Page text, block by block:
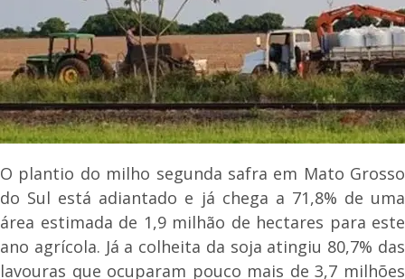
O plantio do milho segunda safra em Mato Grosso
do Sul está adiantado e já chega a 71,8% de uma
área estimada de 1,9 milhão de hectares para este
ano agrícola. Já a colheita da soja atingiu 80,7% das
lavouras que ocuparam pouco mais de 3,7 milhões